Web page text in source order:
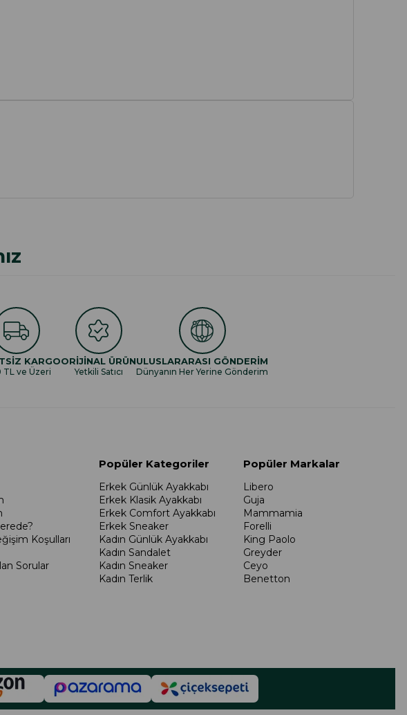
KARGO
TL ve Üzeri
ORİJİNAL ÜRÜN
Yetkili Satıcı
ULUSLARARASI GÖNDERİM
Dünyanın Her Yerine Gönderim
Koşulları
Sorular
Popüler Kategoriler
Erkek Günlük Ayakkabı
Erkek Klasik Ayakkabı
Erkek Comfort Ayakkabı
Erkek Sneaker
Kadın Günlük Ayakkabı
Kadın Sandalet
Kadın Sneaker
Kadın Terlik
Popüler Markalar
Libero
Guja
Mammamia
Forelli
King Paolo
Greyder
Ceyo
Benetton